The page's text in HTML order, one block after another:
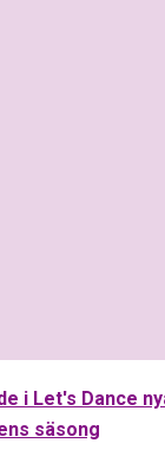
i Let's Dance
säsong